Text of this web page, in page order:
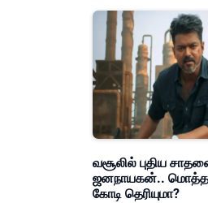
வசூலில் புதிய
ஜனநாயகன்..
கோடி தெரியுமா?